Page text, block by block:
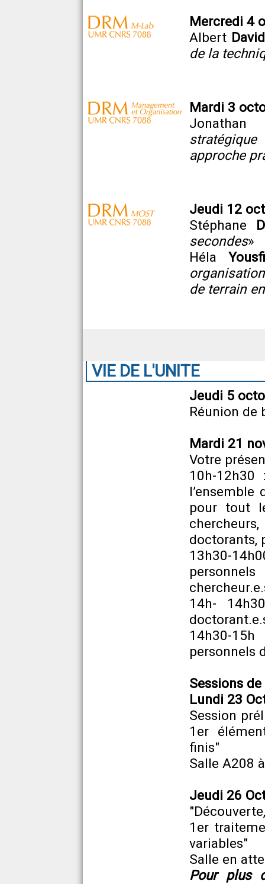
Mercredi 4
Albert David
de la
Mardi 3
approche
Jeudi 12
Stéphane
secondes»
Héla Yousfi
de terrain
VIE DE L'UNITE
Jeudi 5
Réunion de
Mardi 21
Votre
10h-
l’ensemble
pour tout
doctorants,
13h30-
14h-
14h30-
personnels
Sessions
Lundi 23
Session
1er
finis"
Salle A208
Jeudi 26
1er
variables"
Salle en
Pour plus